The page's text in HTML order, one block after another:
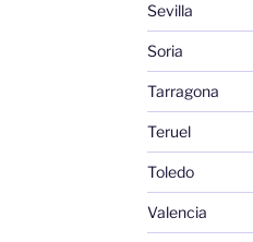
Sevilla
Soria
Tarragona
Teruel
Toledo
Valencia